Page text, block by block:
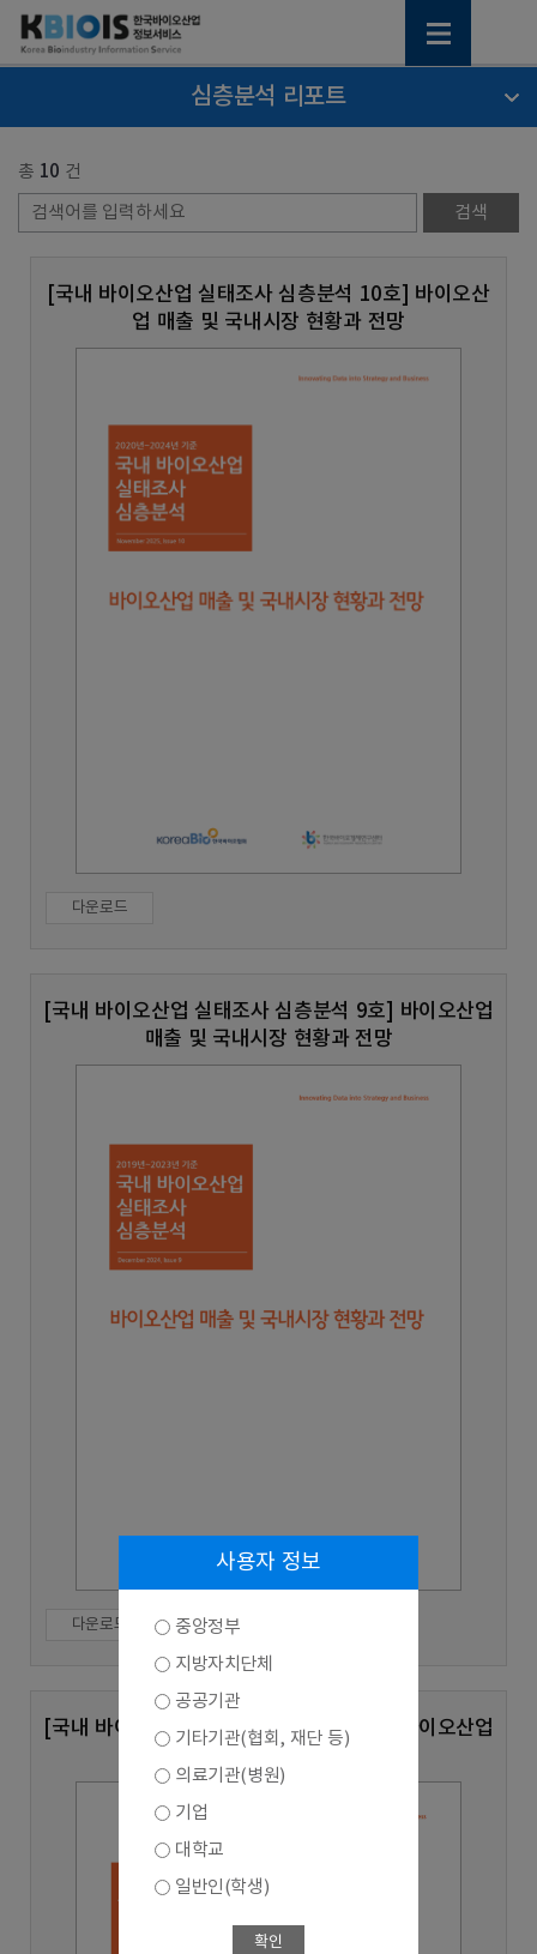
심층분석 리포트
총 10 건
[국내 바이오산업 실태조사 심층분석 10호] 바이오산
업 매출 및 국내시장 현황과 전망
다운로드
[국내 바이오산업 실태조사 심층분석 9호] 바이오산업
매출 및 국내시장 현황과 전망
다운로드
[국내 바이오산업 실태조사 심층분석 8호] 바이오산업
매출,국내시장 현황과 전망
사용자 정보
중앙정부
지방자치단체
공공기관
기타기관(협회, 재단 등)
의료기관(병원)
기업
대학교
일반인(학생)
확인